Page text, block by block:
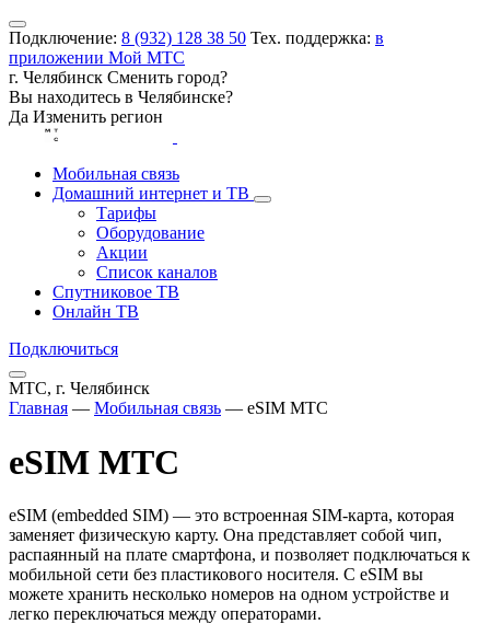
Подключение: 8 (932) 128 38 50 Тех. поддержка: в
приложении Мой МТС
г. Челябинск Сменить город?
Вы находитесь в Челябинске?
Да Изменить регион
Мобильная связь
Домашний интернет и ТВ
Тарифы
Оборудование
Акции
Список каналов
Спутниковое ТВ
Онлайн ТВ
Подключиться
МТС, г. Челябинск
Главная — Мобильная связь — eSIM МТС
eSIM МТС
eSIM (embedded SIM) — это встроенная SIM-карта, которая
заменяет физическую карту. Она представляет собой чип,
распаянный на плате смартфона, и позволяет подключаться к
мобильной сети без пластикового носителя. С eSIM вы
можете хранить несколько номеров на одном устройстве и
легко переключаться между операторами.